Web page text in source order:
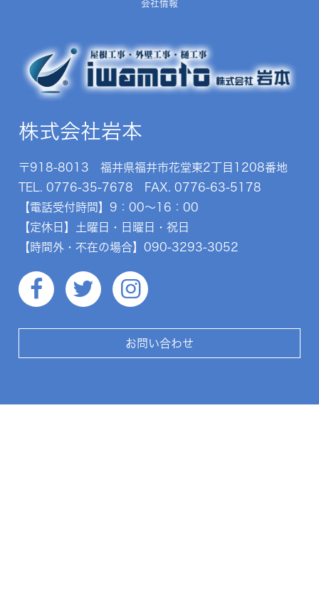
会社情報
株式会社岩本
〒918-8013 福井県福井市花堂東2丁目1208番地
TEL.0776-35-7678 FAX. 0776-63-5178
【電話受付時間】9：00～16：00
【定休日】土曜日・日曜日・祝日
【時間外・不在の場合】090-3293-3052
お問い合わせ